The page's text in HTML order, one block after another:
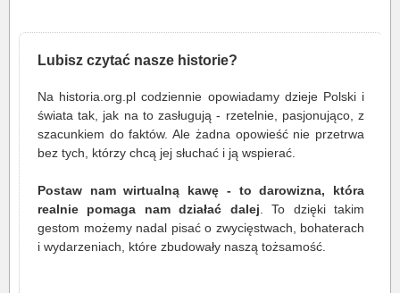
Lubisz czytać nasze historie?
Na historia.org.pl codziennie opowiadamy dzieje Polski i
świata tak, jak na to zasługują - rzetelnie, pasjonująco, z
szacunkiem do faktów. Ale żadna opowieść nie przetrwa
bez tych, którzy chcą jej słuchać i ją wspierać.
Postaw nam wirtualną kawę - to darowizna, która
realnie pomaga nam działać dalej . To dzięki takim
gestom możemy nadal pisać o zwycięstwach, bohaterach
i wydarzeniach, które zbudowały naszą tożsamość.